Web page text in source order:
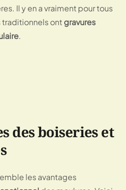
Il y en a vraiment pour tous
traditionnels ont gravures
.
des boiseries et